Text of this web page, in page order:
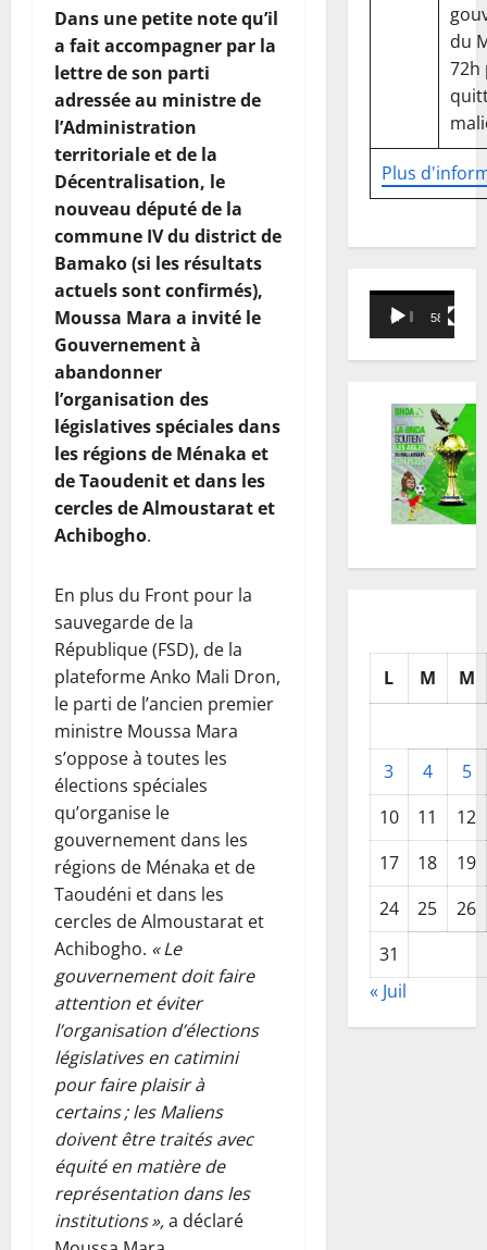
Dans une petite note qu’il
a fait accompagner par la
lettre de son parti
adressée au ministre de
l’Administration
territoriale et de la
Décentralisation, le
nouveau député de la
commune IV du district de
Bamako (si les résultats
actuels sont confirmés),
Moussa Mara a invité le
Gouvernement à
abandonner
l’organisation des
législatives spéciales dans
les régions de Ménaka et
de Taoudenit et dans les
cercles de Almoustarat et
Achibogho.
En plus du Front pour la
sauvegarde de la
République (FSD), de la
plateforme Anko Mali Dron,
le parti de l’ancien premier
ministre Moussa Mara
s’oppose à toutes les
élections spéciales
qu’organise le
gouvernement dans les
régions de Ménaka et de
Taoudéni et dans les
cercles de Almoustarat et
Achibogho. « Le
gouvernement doit faire
attention et éviter
l’organisation d’élections
législatives en catimini
pour faire plaisir à
certains ; les Maliens
doivent être traités avec
équité en matière de
représentation dans les
institutions »,a déclaré
Plus
du
72h
Lecteur
vidéo
00:00 58:18
L M M
3 4
5
10
11
12
17
18
19
24
25
26
31
« Juil